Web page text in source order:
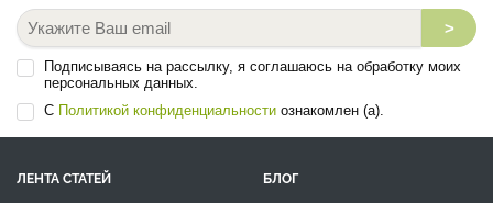
>
Подписываясь на рассылку, я соглашаюсь на обработку моих
персональных данных.
С Политикой конфиденциальности ознакомлен (а).
ЛЕНТА СТАТЕЙ
БЛОГ